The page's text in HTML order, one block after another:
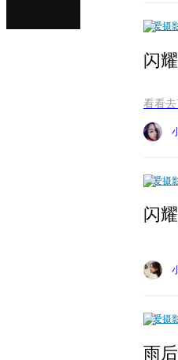
爱摄
闪
看看
爱摄
闪
爱摄
雨